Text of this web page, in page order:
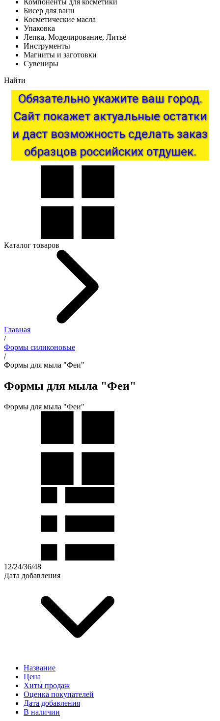
Компоненты для косметики
Бисер для ванн
Косметические масла
Упаковка
Лепка, Моделирование, Литьё
Инструменты
Магниты и заготовки
Сувениры
Найти
Обязательно укажите ваш город.
Сайт
актуальные
остатки
возможность
образцов
российских
Каталог товаров
Главная
/
Формы силиконовые
/
Формы для мыла "Феи"
Формы для мыла "Феи"
Формы для мыла "Феи"
12/24/36/48
Дата добавления
Название
Цена
Хиты продаж
Оценка покупателей
Дата добавления
В наличии